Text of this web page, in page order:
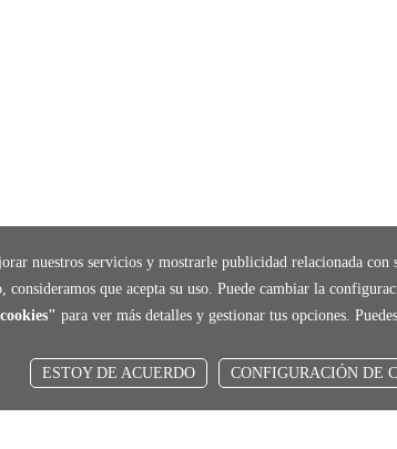
nuestros servicios y mostrarle publicidad relacionada con
consideramos que acepta su uso. Puede cambiar la
para ver más detalles y gestionar tus opciones.
ESTOY DE ACUERDO
CONFIGURACIÓN DE